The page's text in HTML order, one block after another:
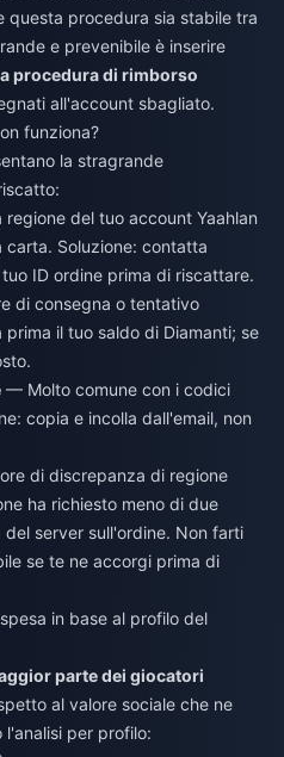
questa procedura sia stabile tra
e prevenibile è inserire
procedura di rimborso
all'account sbagliato.
funziona?
la stragrande
del tuo account Yaahlan
carta. Soluzione: contatta
ID ordine prima di riscattare.
di consegna o tentativo
il tuo saldo di Diamanti; se
— Molto comune con i codici
copia e incolla dall'email, non
di discrepanza di regione
ha richiesto meno di due
server sull'ordine. Non farti
se te ne accorgi prima di
in base al profilo del
parte dei giocatori
al valore sociale che ne
per profilo: